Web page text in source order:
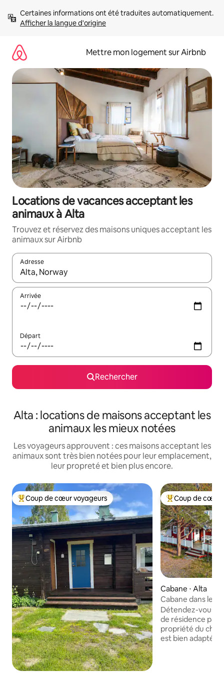
directement
Afficher la langue d'origine
Mettre mon logement sur Airbnb
Locations de vacances acceptant les
animaux à Alta
Trouvez et réservez des maisons uniques acceptant les
animaux sur Airbnb
Adresse
Lorsque les résultats s'affichent, utilisez les flèches vers le
Arrivée
Départ
Rechercher
Alta : locations de maisons acceptant les
animaux les mieux notées
Les voyageurs approuvent : ces maisons acceptant les
animaux sont très bien notées pour leur emplacement,
leur propreté et bien plus encore.
Coups de cœur voyageurs les plus appréciés
Coup de cœur voyageurs Coups de cœur
Coup de cœur
Cabane ⋅ Alta
Cabane dans les
Détendez-vous
de résidence
propriété du
est bien adapté